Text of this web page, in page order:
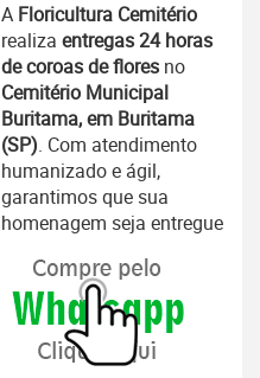
A Floricultura Cemitério
realiza entregas 24 horas
de coroas de flores no
Cemitério Municipal
Buritama, em Buritama
(SP). Com atendimento
humanizado e ágil,
garantimos que sua
homenagem seja entregue